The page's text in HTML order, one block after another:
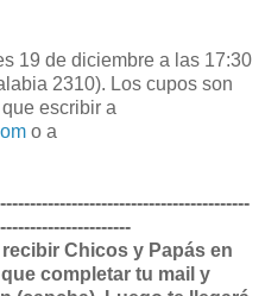
19 de diciembre a las 17:30
2310). Los cupos son
escribir a
o a
Chicos y Papás en
completar tu mail y